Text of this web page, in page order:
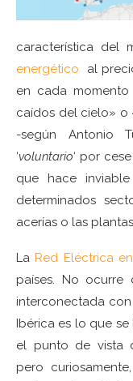
característica del
energético
al
en cada
caídos del cielo» o
-según Antonio
‘voluntario‘ por
que hace
determinados
acerías o las
La Red Eléctrica
países. No
interconectada
Ibérica es lo que
el punto de vista
pero